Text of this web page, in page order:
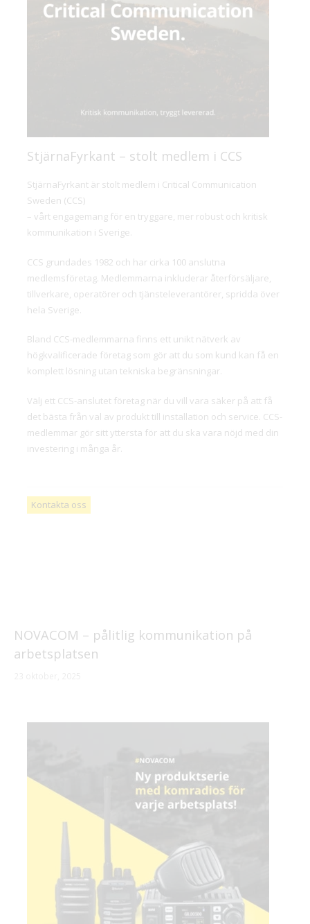
StjärnaFyrkant – stolt medlem i CCS
StjärnaFyrkant är stolt medlem i Critical Communication
Sweden (CCS)
– vårt engagemang för en tryggare, mer robust och kritisk
kommunikation i Sverige.
CCS grundades 1982 och har cirka 100 anslutna
medlemsföretag. Medlemmarna inkluderar återförsäljare,
tillverkare, operatörer och tjänsteleverantörer, spridda över
hela Sverige.
Bland CCS-medlemmarna finns ett unikt nätverk av
högkvalificerade företag som gör att du som kund kan få en
komplett lösning utan tekniska begränsningar.
Välj ett CCS-anslutet företag när du vill vara säker på att få
det bästa från val av produkt till installation och service. CCS-
medlemmar gör sitt yttersta för att du ska vara nöjd med din
investering i många år.
Kontakta oss
NOVACOM – pålitlig kommunikation på
arbetsplatsen